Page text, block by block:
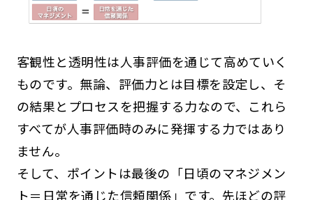
客観性と透明性は人事評価を通じて高めていく
ものです。無論、評価力とは目標を設定し、そ
の結果とプロセスを把握する力なので、これら
すべてが人事評価時のみに発揮する力ではあり
ません。
そして、ポイントは最後の「日頃のマネジメン
ト＝日常を通じた信頼関係」です。先ほどの評